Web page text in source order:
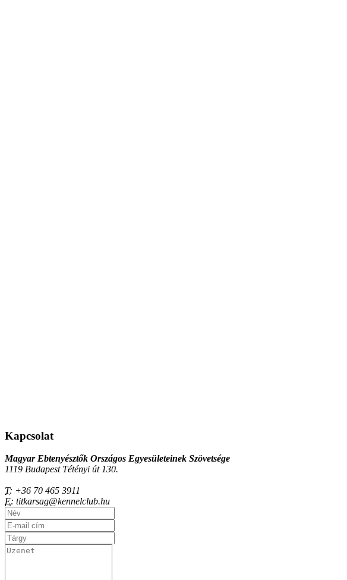
Kapcsolat
Magyar Ebtenyésztők Országos Egyesületeinek Szövetsége
1119 Budapest Tétényi út 130.
T: +36 70 465 3911
E: titkarsag@kennelclub.hu